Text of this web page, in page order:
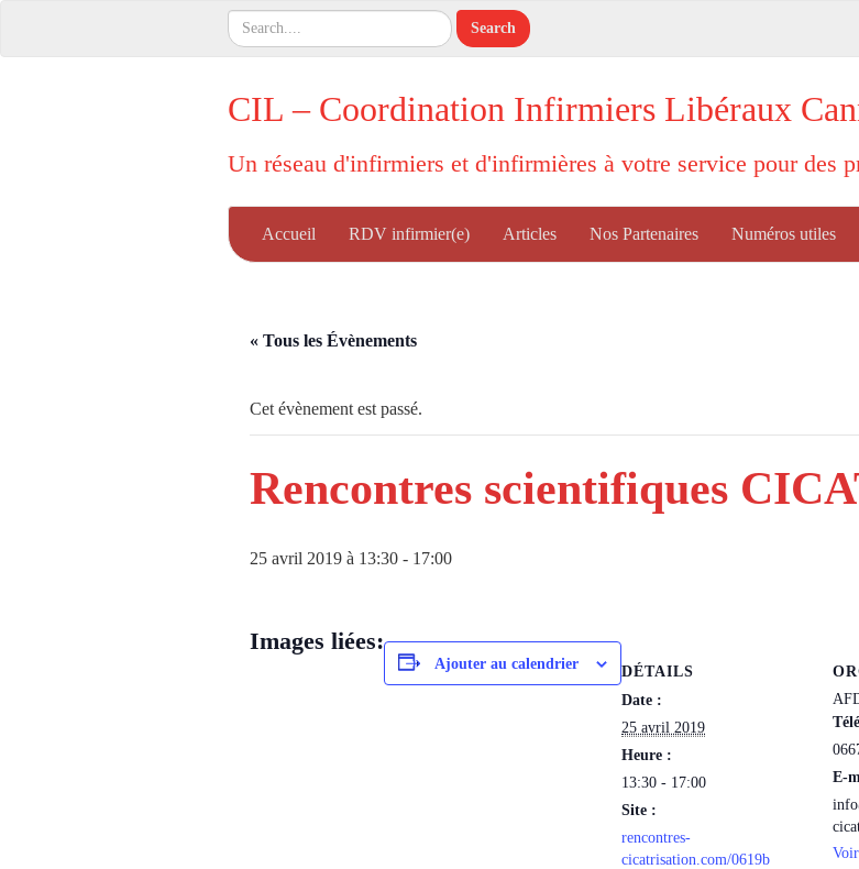
CIL – Coordination Infirmiers Libéraux
Un réseau d'infirmiers et d'infirmières à votre service pour des
Accueil RDV infirmier(e) Articles Nos Partenaires Numéros utiles
« Tous les Évènements
Cet évènement est passé.
Rencontres scientifiques
25 avril 2019 à 13:30 - 17:00
Images liées:
Ajouter au calendrier
DÉTAILS
Date :
25 avril 2019
Heure :
13:30 - 17:00
Site :
rencontres-
cicatrisation.com/0619b
E-